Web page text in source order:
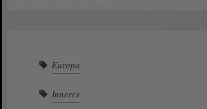
Europa
Inneres